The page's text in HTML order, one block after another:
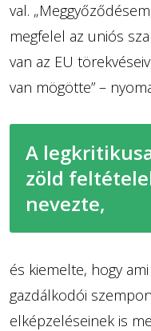
val.
megfelel az uniós
van az EU
van mögötte” –
A
zöld
nevezte,
és kiemelte, hogy
gazdálkodói
elképzeléseinek is